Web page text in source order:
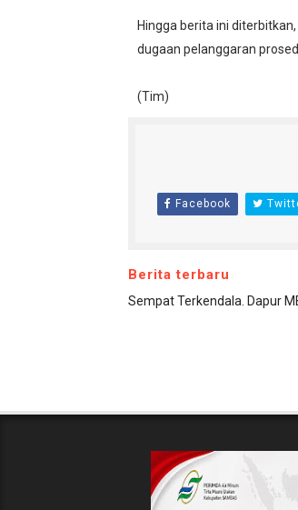
Hingga berita ini
dugaan pelanggaran
(Tim)
Facebook
Berita terbaru
Sempat Terkendala. Dapur